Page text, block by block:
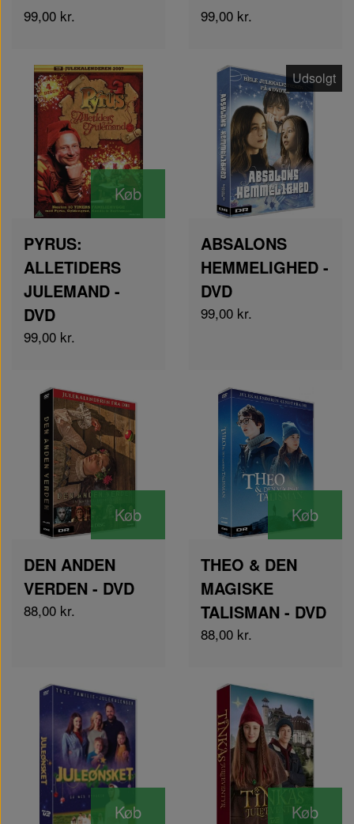
99,00 kr. 99,00 kr.
Køb
PYRUS:
ALLETIDERS
JULEMAND -
DVD
99,00 kr.
Udsolgt
ABSALONS
HEMMELIGHED -
DVD
99,00 kr.
Køb
DEN ANDEN
VERDEN - DVD
88,00 kr.
Køb
THEO & DEN
MAGISKE
TALISMAN - DVD
88,00 kr.
Køb Køb